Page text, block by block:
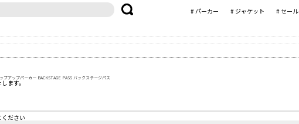
# パーカー # ジャケット # セール
アップパーカー BACKSTAGE PASS バックステージパス
ます。
ださい